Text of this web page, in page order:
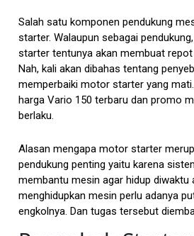
Salah satu komponen pendukung
starter. Walaupun sebagai
starter tentunya akan membuat repot
Nah, kali akan dibahas tentang
memperbaiki motor starter yang
harga Vario 150 terbaru dan promo
berlaku.
Alasan mengapa motor starter
pendukung penting yaitu karena
membantu mesin agar hidup diwaktu
menghidupkan mesin perlu adanya
engkolnya. Dan tugas tersebut